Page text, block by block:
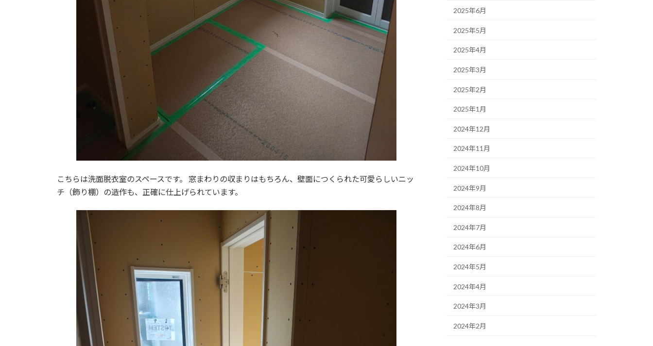
こちらは洗面脱衣室のスペースです。 窓まわりの収まりはもちろん、壁面につくられた可愛らしいニッ
チ（飾り棚）の造作も、正確に仕上げられています。
2025年6月
2025年5月
2025年4月
2025年3月
2025年2月
2025年1月
2024年12月
2024年11月
2024年10月
2024年9月
2024年8月
2024年7月
2024年6月
2024年5月
2024年4月
2024年3月
2024年2月